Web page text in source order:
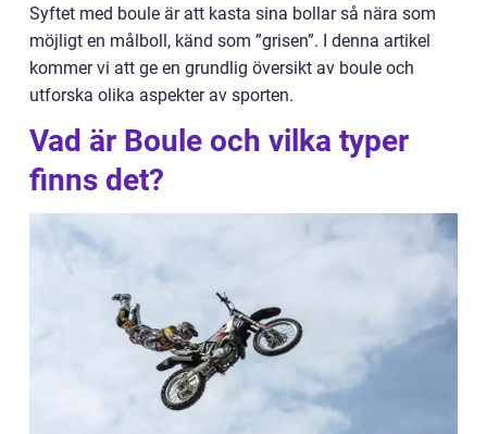
Syftet med boule är att kasta sina bollar så nära som
möjligt en målboll, känd som ”grisen”. I denna artikel
kommer vi att ge en grundlig översikt av boule och
utforska olika aspekter av sporten.
Vad är Boule och vilka typer
finns det?